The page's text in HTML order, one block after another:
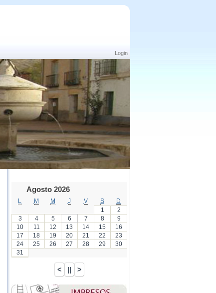
Login
Agosto 2026
M M J V S
D
1
2
3
4 5 6 7 8
9
10
11 12 13 14 15
16
17
18 19 20 21 22
23
24
25 26 27 28 29
30
31